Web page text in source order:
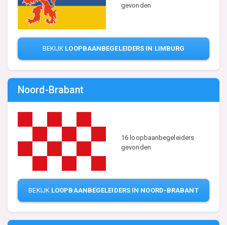
gevonden
BEKIJK LOOPBAANBEGELEIDERS IN LIMBURG
Noord-Brabant
16 loopbaanbegeleiders
gevonden
BEKIJK LOOPBAANBEGELEIDERS IN NOORD-BRABANT